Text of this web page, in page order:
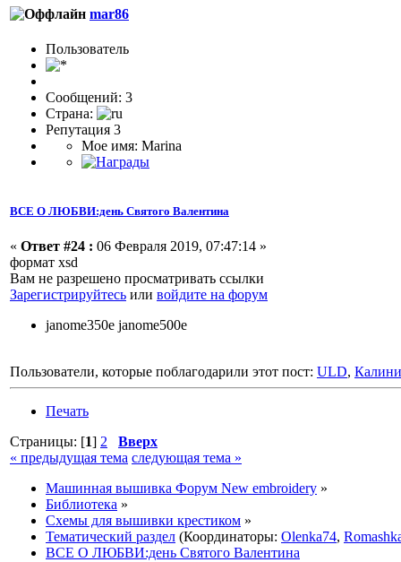
mar86
Пользователь
Сообщений: 3
Страна:
Репутация 3
Мое имя: Marina
ВСЕ О ЛЮБВИ:день Святого Валентина
« Ответ #24 : 06 Февраля 2019, 07:47:14 »
формат xsd
Вам не разрешено просматривать ссылки
Зарегистрируйтесь или войдите на форум
janome350e janome500e
Пользователи, которые поблагодарили этот пост: ULD,
Печать
Страницы: [1] 2
Вверх
« предыдущая тема следующая тема »
Машинная вышивка Форум New embroidery »
Библиотека »
Схемы для вышивки крестиком »
Тематический раздел (Координаторы: Olenka74,
ВСЕ О ЛЮБВИ:день Святого Валентина